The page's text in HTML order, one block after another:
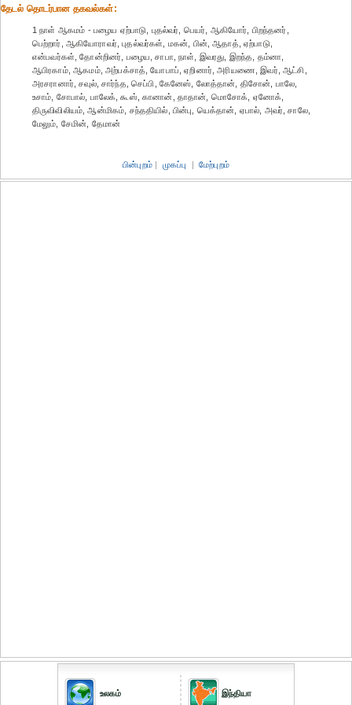
தேட‌ல் தொட‌ர்பான தகவ‌ல்க‌ள்:
1 நாள் ஆகமம் - பழைய ஏற்பாடு, புதல்வர், பெயர், ஆகியோர், பிறந்தனர்,
பெற்றார், ஆகியோராவர், புதல்வர்கள், மகன், பின், ஆதாத், ஏற்பாடு,
என்பவர்கள், தோன்றினர், பழைய, சாபா, நாள், இவரது, இறந்த, தம்னா,
ஆபிரகாம், ஆகமம், அற்பக்சாத், யோபாப், ஏறினார், அரியணை, இவர், ஆட்சி,
அரசரானார், சவுல், சார்ந்த, செப்பி, கேனேஸ், லோத்தான், திசோன், பாலே,
உசாம், சோபால், பாலேக், கூஸ், கானான், தாதான், மொசோக், ஏனோக்,
திருவிவிலியம், ஆன்மிகம், சந்ததியில், பின்பு, யெக்தான், ஏபால், அவர், சாலே,
மேலும், சேமின், தேமான்
பின்புறம் | முகப்பு | மேற்புறம்
உலகம் இந்தியா